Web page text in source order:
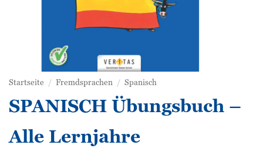
Startseite / Fremdsprachen / Spanisch
SPANISCH Übungsbuch –
Alle Lernjahre